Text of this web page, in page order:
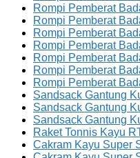
Rompi Pemberat
Rompi Pemberat
Rompi Pemberat
Rompi Pemberat
Rompi Pemberat
Rompi Pemberat
Rompi Pemberat
Sandsack Gantung
Sandsack Gantung
Sandsack Gantung
Raket Tonnis Kayu
Cakram Kayu Super